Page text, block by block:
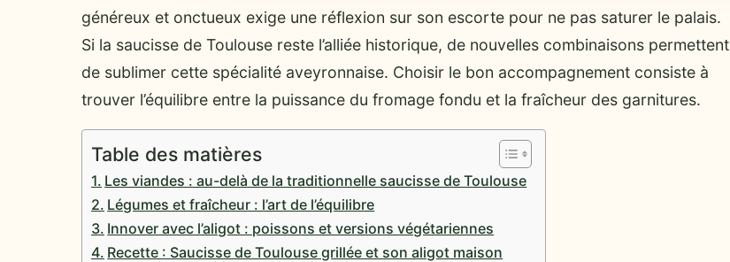
généreux et onctueux exige une réflexion sur son escorte pour ne pas saturer le palais.
Si la saucisse de Toulouse reste l’alliée historique, de nouvelles combinaisons permettent
de sublimer cette spécialité aveyronnaise. Choisir le bon accompagnement consiste à
trouver l’équilibre entre la puissance du fromage fondu et la fraîcheur des garnitures.
Table des matières
Les viandes : au-delà de la traditionnelle saucisse de Toulouse
Légumes et fraîcheur : l’art de l’équilibre
Innover avec l’aligot : poissons et versions végétariennes
Recette : Saucisse de Toulouse grillée et son aligot maison